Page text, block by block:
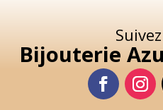
Bijouterie